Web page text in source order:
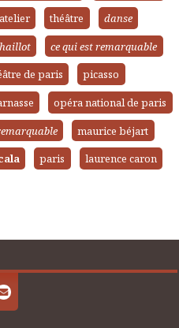
théâtre
danse
ce qui est remarquable
de paris
picasso
opéra national de paris
maurice béjart
paris laurence caron